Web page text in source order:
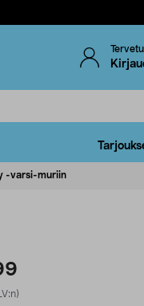
-varsi-muriin